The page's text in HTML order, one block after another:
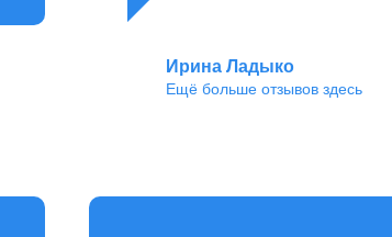
Ирина Ладыко
Ещё больше отзывов здесь